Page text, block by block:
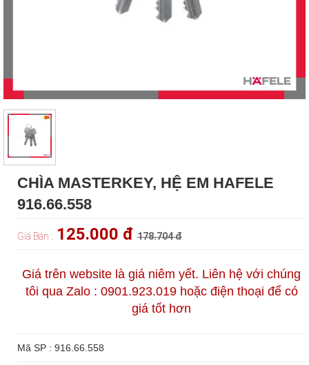
CHÌA MASTERKEY, HỆ EM HAFELE
916.66.558
Giá Bán : 125.000 đ 178.704 đ
Giá trên website là giá niêm yết. Liên hệ với chúng
tôi qua Zalo : 0901.923.019 hoặc điện thoại để có
giá tốt hơn
Mã SP : 916.66.558